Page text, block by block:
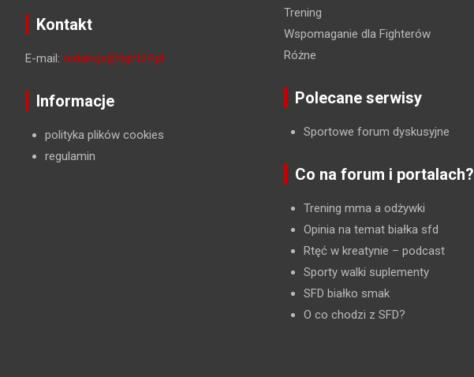
Kontakt
E-mail: redakcja@fight24.pl
Informacje
polityka plików cookies
regulamin
Trening
Wspomaganie dla Fighterów
Różne
Polecane serwisy
Sportowe forum dyskusyjne
Co na forum i portalach?
Trening mma a odżywki
Opinia na temat białka sfd
Rtęć w kreatynie – podcast
Sporty walki suplementy
SFD białko smak
O co chodzi z SFD?